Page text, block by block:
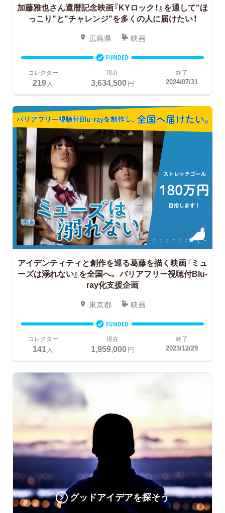
加藤雅也さん還暦記念映画『KYロック！』を通して"ほ
っこり"と"チャレンジ"を多くの人に届けたい！
広島県 映画
FUNDED
コレクター
219 人
現在
3,634,500円
終了
2024/07/31
アイデンティティと創作を巡る葛藤を描く映画『ミュ
ーズは溺れない』を全国へ。 バリアフリー視聴付Blu-
ray化支援企画
東京都 映画
FUNDED
コレクター
141人
現在
1,959,000円
終了
2023/12/29
グッドアイデアを探そう